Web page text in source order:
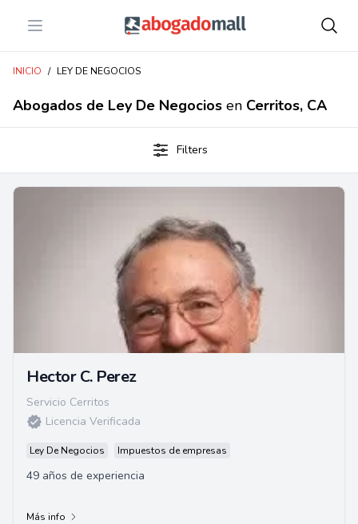
Open menu Abogadomall
INICIO / LEY DE NEGOCIOS
Abogados de Ley De Negocios en Cerritos, CA
Filters
Hector C. Perez
Servicio Cerritos
Licencia Verificada
Ley De Negocios Impuestos de empresas
49 años de experiencia
Más info